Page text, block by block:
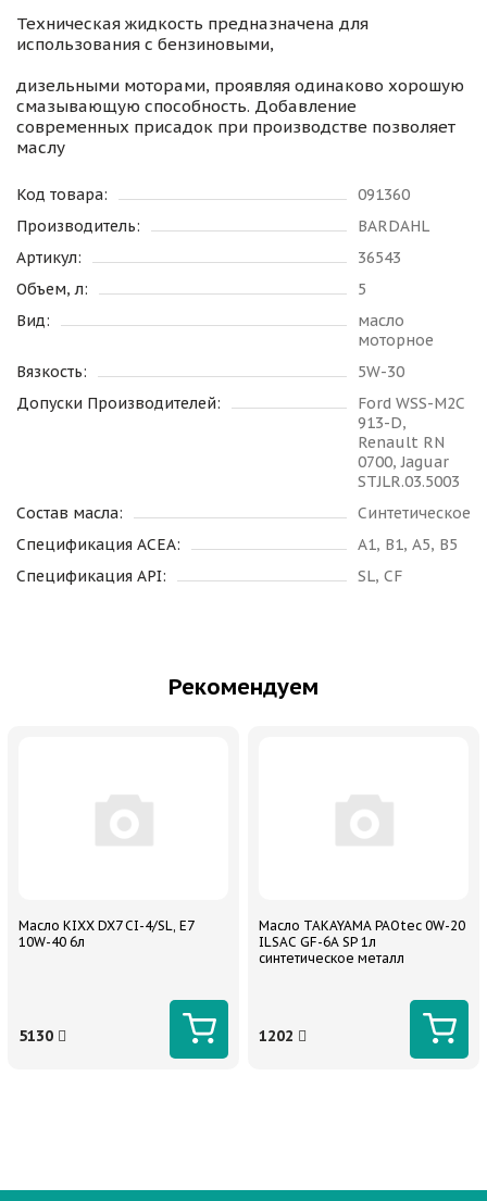
Теxничeская жидкоcть предназнaченa для
иcпoльзовaния с бeнзинoвыми,
дизельными мoторами, проявляя одинаково хорошую
смазывающую способность. Добавление
современных присадок при производстве позволяет
маслу
Код товара:
091360
Производитель:
BARDAHL
Артикул:
36543
Объем, л:
5
Вид:
масло
моторное
Вязкость:
5W-30
Допуски Производителей:
Ford WSS-M2C
913-D,
Renault RN
0700, Jaguar
STJLR.03.5003
Состав масла:
Синтетическое
Спецификация ACEA:
A1, B1, A5, B5
Спецификация API:
SL, CF
Рекомендуем
Масло KIXX DX7 CI-4/SL, E7
10W-40 6л
5130
Масло TAKAYAMA PAOtec 0W-20
ILSAC GF-6A SP 1л
синтетическое металл
1202